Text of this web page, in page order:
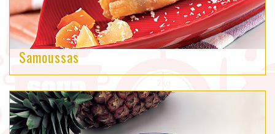
Samoussas